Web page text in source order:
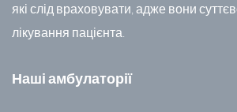
які слід враховувати, адже вони
лікування пацієнта.
Наші амбулаторії